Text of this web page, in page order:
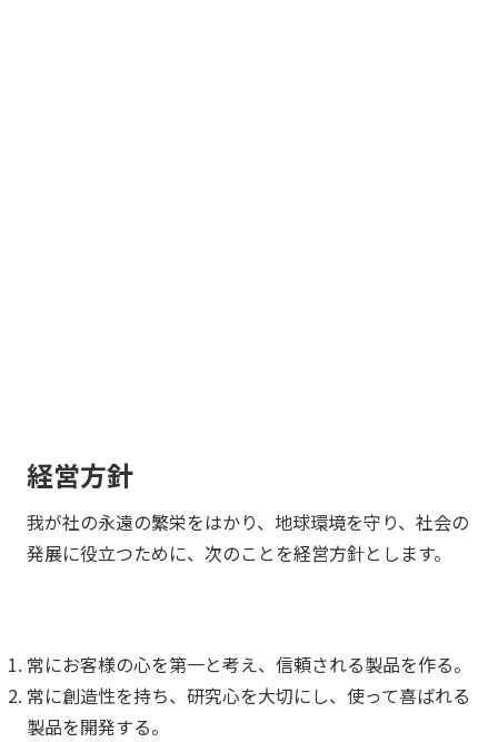
経営方針
我が社の永遠の繁栄をはかり、地球環境を守り、社会の
発展に役立つために、次のことを経営方針とします。
常にお客様の心を第一と考え、信頼される製品を作る。
常に創造性を持ち、研究心を大切にし、使って喜ばれる
製品を開発する。